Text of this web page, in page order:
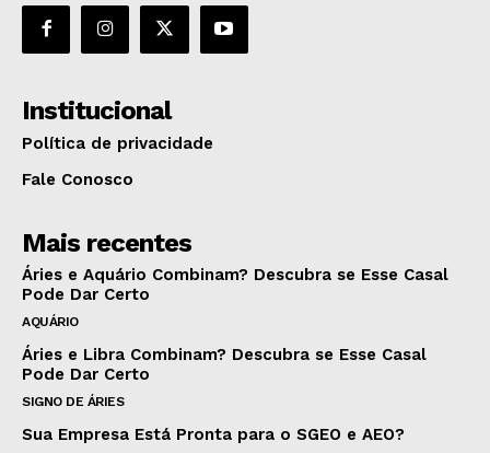
Institucional
Política de privacidade
Fale Conosco
Mais recentes
Áries e Aquário Combinam? Descubra se Esse Casal
Pode Dar Certo
AQUÁRIO
Áries e Libra Combinam? Descubra se Esse Casal
Pode Dar Certo
SIGNO DE ÁRIES
Sua Empresa Está Pronta para o SGEO e AEO?